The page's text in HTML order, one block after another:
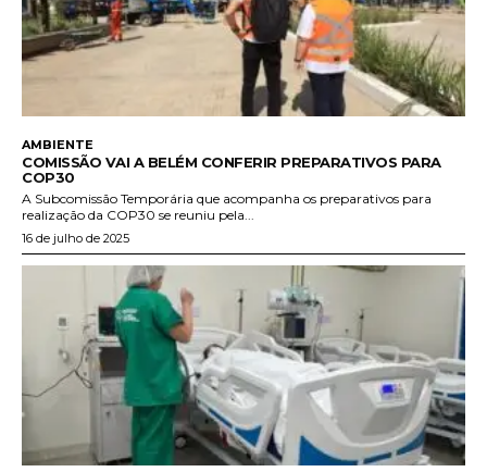
AMBIENTE
COMISSÃO VAI A BELÉM CONFERIR PREPARATIVOS PARA
COP30
A Subcomissão Temporária que acompanha os preparativos para
realização da COP30 se reuniu pela...
16 de julho de 2025